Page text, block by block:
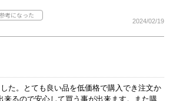
2024/02/19
た。とても良い品を低価格で購入でき注文か
来るので安心して買う事が出来ます。また購